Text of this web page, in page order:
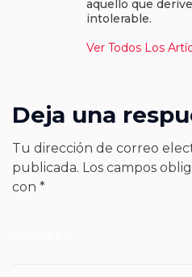
aquello que
intolerable.
Ver Todos Los
Deja una
Tu dirección de correo
publicada. Los campos
con *